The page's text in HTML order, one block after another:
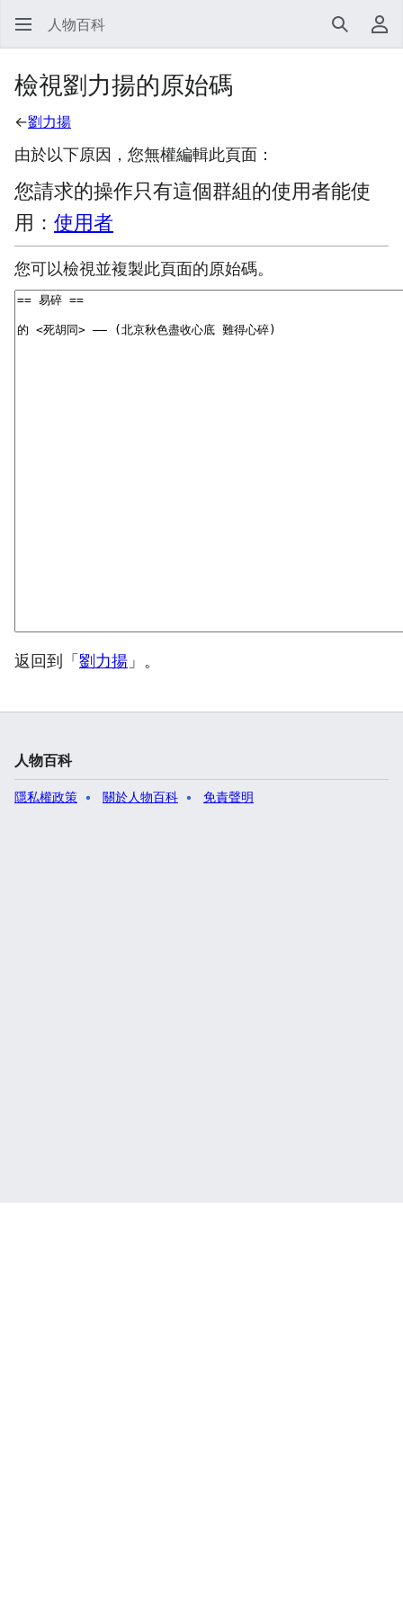
人物百科 搜尋 使
檢視劉力揚的原始碼
←劉力揚
由於以下原因，您無權編輯此頁面：
您請求的操作只有這個群組的使用者能使
用： 使用者
您可以檢視並複製此頁面的原始碼。
返回到「劉力揚 」。
人物百科
隱私權政策 關於人物百科 免責聲明